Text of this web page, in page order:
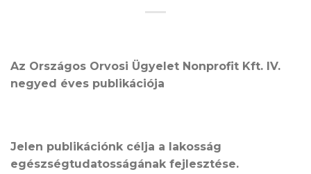
Az Országos Orvosi Ügyelet Nonprofit Kft. IV.
negyed éves publikációja
Jelen publikációnk célja a lakosság
egészségtudatosságának fejlesztése.